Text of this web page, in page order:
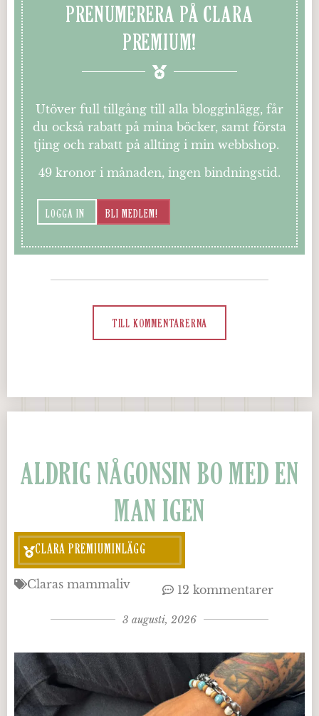
PRENUMERERA PÅ CLARA
PREMIUM!
Utöver full tillgång till alla blogginlägg, får
du också rabatt på mina böcker, samt första
tjing och rabatt på allting i min webbshop.
49 kronor i månaden, ingen bindningstid.
LOGGA IN BLI MEDLEM!
TILL KOMMENTARERNA
ALDRIG NÅGONSIN BO MED EN
MAN IGEN
CLARA PREMIUMINLÄGG
Claras mammaliv 12 kommentarer
3 augusti, 2026